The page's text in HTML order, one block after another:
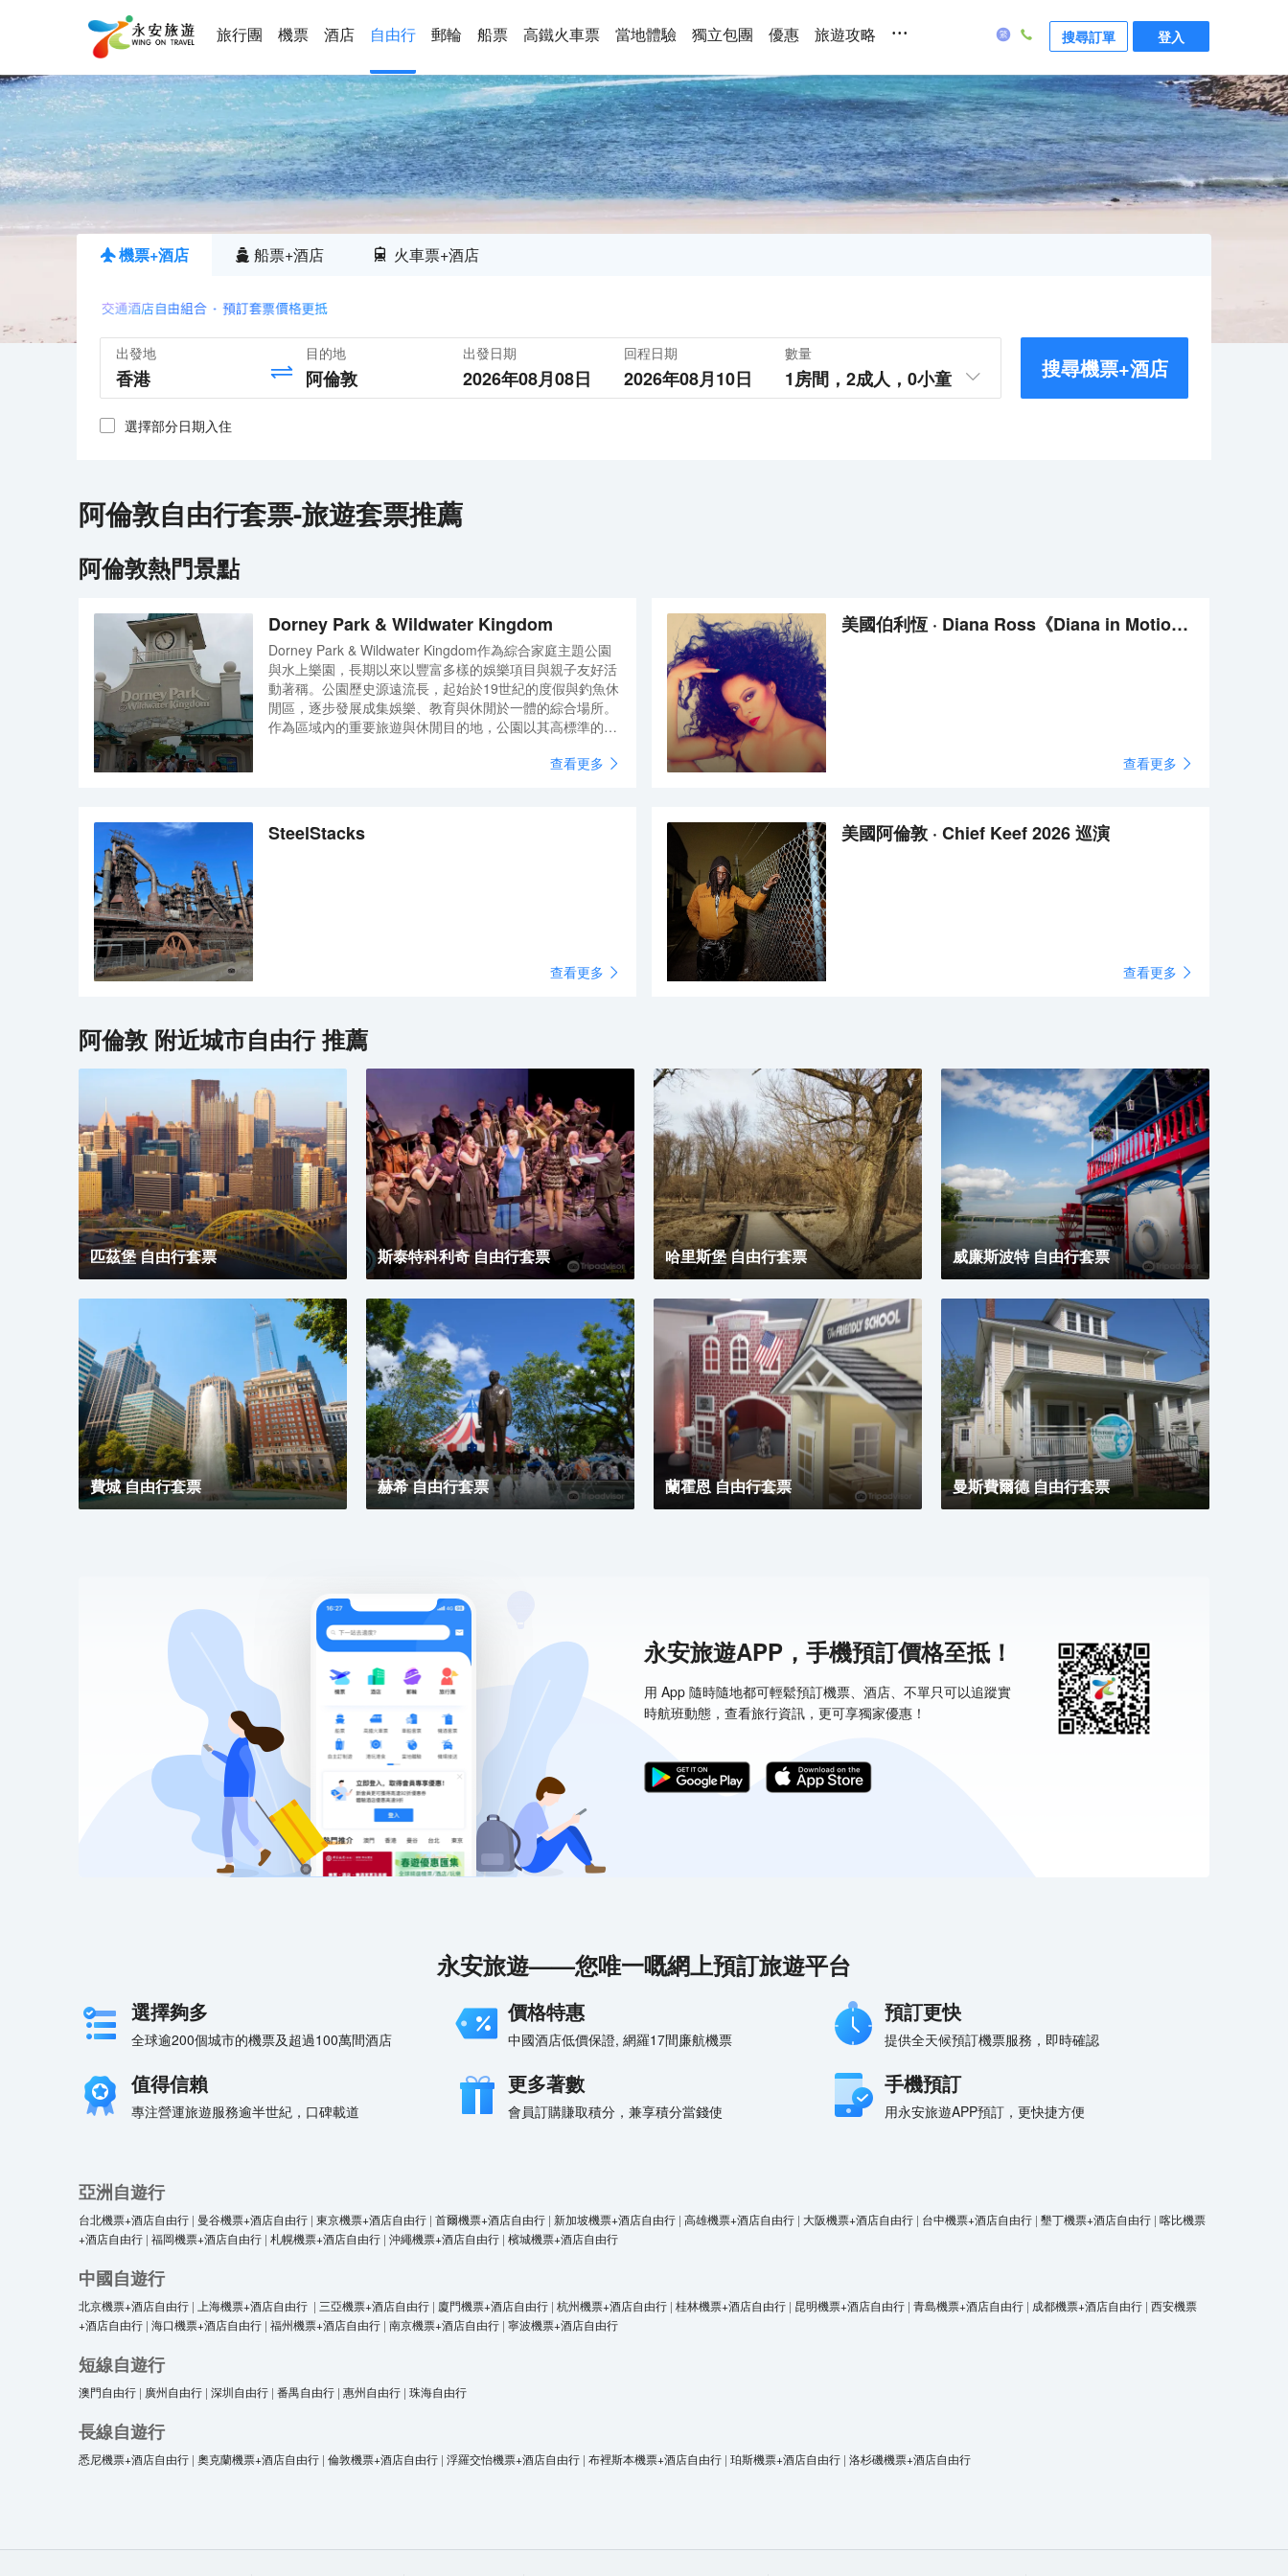
旅行團 機票 酒店 自由行 郵輪 船票 高鐵火車票 當地體驗 獨立包團 優惠 旅遊攻略 ... 搜尋訂單 登入
機票+酒店 船票+酒店 火車票+酒店
出發地 目的地 出發日期
2026年08月08日
回程日期
2026年08月10日
數量
1房間， 2成人， 0小童 搜尋機票+酒店
選擇部分日期入住
阿倫敦自由行套票-旅遊套票推薦
阿倫敦熱門景點
Dorney Park & Wildwater Kingdom
Dorney Park & Wildwater Kingdom作為綜合家庭主題公園
與水上樂園，長期以來以豐富多樣的娛樂項目與親子友好活
動著稱。公園歷史源遠流長，起始於19世紀的度假與釣魚休
閒區，逐步發展成集娛樂、教育與休閒於一體的綜合場所。
作為區域內的重要旅遊與休閒目的地，公園以其高標準的營
了來自全美乃至國際的訪客。園區區分為兩大主題區：陸域
言，Dorney Park & Wildwater Kingdom 是一個以家庭娛
樂、歷史傳承與社會參與為核心的綜合性休閒目的地，長期
查看更多
美國伯利恆 · Diana Ross《Diana in Motion》巡演
查看更多
SteelStacks
查看更多
美國阿倫敦 · Chief Keef 2026 巡演
查看更多
阿倫敦 附近城市自由行 推薦
匹茲堡 自由行套票 斯泰特科利奇 自由行套票 哈里斯堡 自由行套票 威廉斯波特 自由行套票
費城 自由行套票 赫希 自由行套票 蘭霍恩 自由行套票 曼斯費爾德 自由行套票
永安旅遊APP，手機預訂價格至抵！
用 App 隨時隨地都可輕鬆預訂機票、酒店、不單只可以追蹤實
時航班動態，查看旅行資訊，更可享獨家優惠！
永安旅遊——您唯一嘅網上預訂旅遊平台
選擇夠多
全球逾200個城市的機票及超過100萬間酒店
價格特惠
中國酒店低價保證, 網羅17間廉航機票
預訂更快
提供全天候預訂機票服務，即時確認
值得信賴
專注營運旅遊服務逾半世紀，口碑載道
更多著數
會員訂購賺取積分，兼享積分當錢使
手機預訂
用永安旅遊APP預訂，更快捷方便
亞洲自遊行
台北機票+酒店自由行 | 曼谷機票+酒店自由行 | 東京機票+酒店自由行 | 首爾機票+酒店自由行 | 新加坡機票+酒店自由行 | 高雄機票+酒店自由行 | 大阪機票+酒店自由行 | 台中機票+酒店自由行 | 墾丁機票+酒店自由行 | 喀比機票
+酒店自由行 | 福岡機票+酒店自由行 | 札幌機票+酒店自由行 | 沖繩機票+酒店自由行 | 檳城機票+酒店自由行
中國自遊行
北京機票+酒店自由行 | 上海機票+酒店自由行 | 三亞機票+酒店自由行 | 廈門機票+酒店自由行 | 杭州機票+酒店自由行 | 桂林機票+酒店自由行 | 昆明機票+酒店自由行 | 青島機票+酒店自由行 | 成都機票+酒店自由行 | 西安機票
+酒店自由行 | 海口機票+酒店自由行 | 福州機票+酒店自由行 | 南京機票+酒店自由行 | 寧波機票+酒店自由行
短線自遊行
澳門自由行 | 廣州自由行 | 深圳自由行 | 番禺自由行 | 惠州自由行 | 珠海自由行
長線自遊行
悉尼機票+酒店自由行 | 奧克蘭機票+酒店自由行 | 倫敦機票+酒店自由行 | 浮羅交怡機票+酒店自由行 | 布裡斯本機票+酒店自由行 | 珀斯機票+酒店自由行 | 洛杉磯機票+酒店自由行